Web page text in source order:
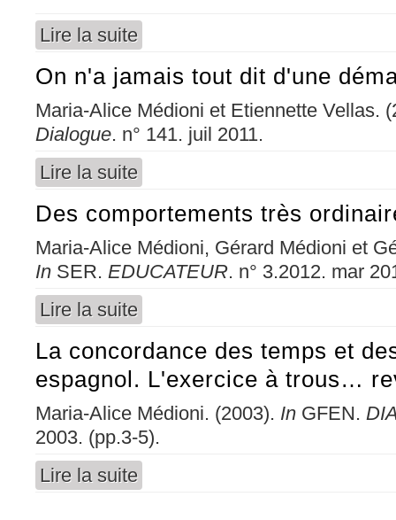
Lire la suite
On n'a jamais tout dit d'une
Maria-Alice Médioni et Etiennette Vellas.
Dialogue. n° 141. juil 2011.
Lire la suite
Des comportements très
Maria-Alice Médioni, Gérard Médioni et
In SER. EDUCATEUR. n° 3.2012. mar
Lire la suite
La concordance des temps et
espagnol. L'exercice à trous…
Maria-Alice Médioni. (2003). In GFEN.
2003. (pp.3-5).
Lire la suite